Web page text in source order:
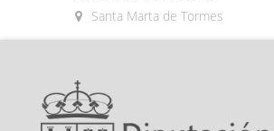
Santa Marta de Tormes